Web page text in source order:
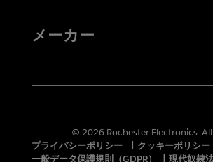
メーカー
© 2026 Rochester Electronics. All
プライバシーポリシー
クッキーポリシー
一般データ保護規則（GDPR）
現代奴隷